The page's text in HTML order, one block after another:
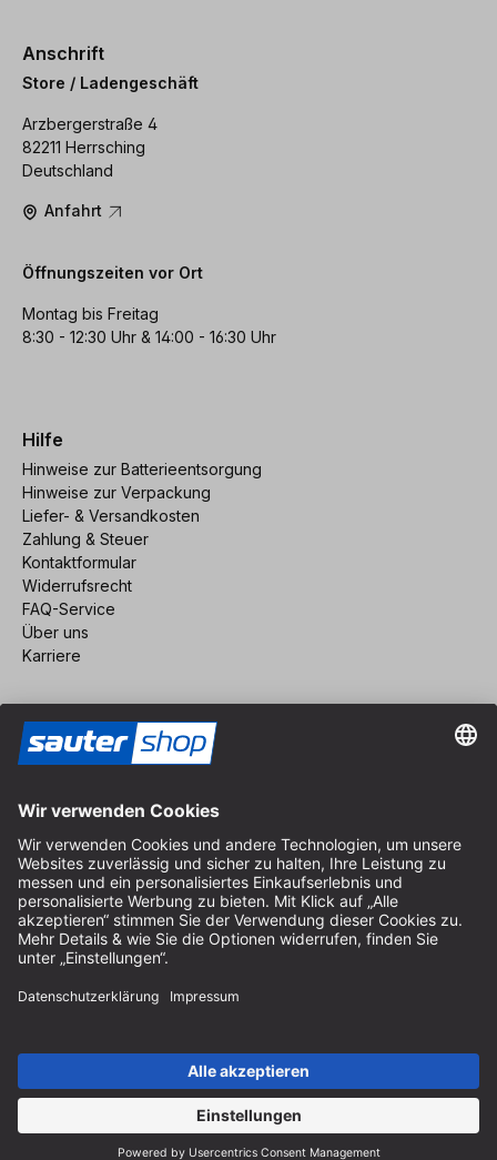
Anschrift
Store / Ladengeschäft
Arzbergerstraße 4
82211 Herrsching
Deutschland
Anfahrt
Öffnungszeiten vor Ort
Montag bis Freitag
8:30 - 12:30 Uhr & 14:00 - 16:30 Uhr
Hilfe
Hinweise zur Batterieentsorgung
Hinweise zur Verpackung
Liefer- & Versandkosten
Zahlung & Steuer
Kontaktformular
Widerrufsrecht
FAQ-Service
Über uns
Karriere
Impressum
AGB
Datenschutz
Cookie-Einstellungen
© 2026 sauter GmbH
* kostenloser Versand ab 150 Euro Bestellwert innerhalb
Deutschlands für die Standard-Paketgrößen - ausgenommen
Sperrgut und Fracht
In Abh. des Lieferlandes kann die MwSt. an der Kasse variieren.